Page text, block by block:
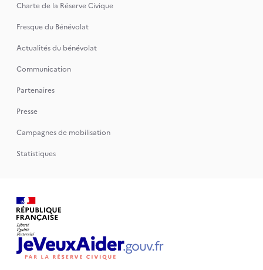
Charte de la Réserve Civique
Fresque du Bénévolat
Actualités du bénévolat
Communication
Partenaires
Presse
Campagnes de mobilisation
Statistiques